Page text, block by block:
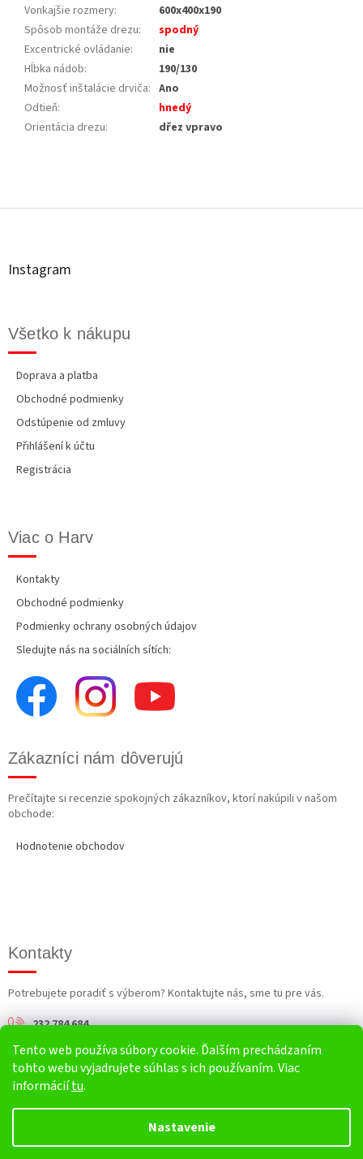
Tento web používa súbory cookie. Ďalším prechádzaním
tohto webu vyjadrujete súhlas s ich používaním. Viac
informáciítu.
Nastavenie
Vonkajšie rozmery:
600x400x190
Spôsob montáže drezu:
spodný
Excentrické ovládanie:
nie
Hĺbka nádob:
190/130
Možnosť inštalácie drviča: Ano
Odtieň:
hnedý
Orientácia drezu: dřez vpravo
á
Instagram
Všetko k nákupu
Doprava a platba
Obchodné podmienky
Odstúpenie od zmluvy
Přihlášení k účtu
Registrácia
Viac o Harv
Kontakty
Obchodné podmienky
Podmienky ochrany osobných údajov
Sledujte nás na sociálních sítích:
Zákazníci nám dôverujú
Prečítajte si recenzie spokojných zákazníkov, ktorí nakúpili v našom
obchode:
Hodnotenie obchodov
Kontakty
Potrebujete poradiť s výberom? Kontaktujte nás, sme tu pre vás.
232 784 684
info@harv.sk